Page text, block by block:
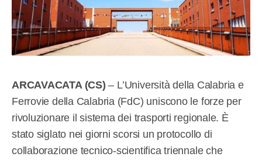
ARCAVACATA (CS) – L’Università della Calabria e
Ferrovie della Calabria (FdC) uniscono le forze per
rivoluzionare il sistema dei trasporti regionale. È
stato siglato nei giorni scorsi un protocollo di
collaborazione tecnico-scientifica triennale che